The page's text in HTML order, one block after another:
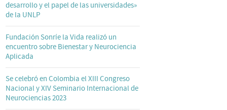
desarrollo y el papel de las universidades»
de la UNLP
Fundación Sonríe la Vida realizó un
encuentro sobre Bienestar y Neurociencia
Aplicada
Se celebró en Colombia el XIII Congreso
Nacional y XIV Seminario Internacional de
Neurociencias 2023